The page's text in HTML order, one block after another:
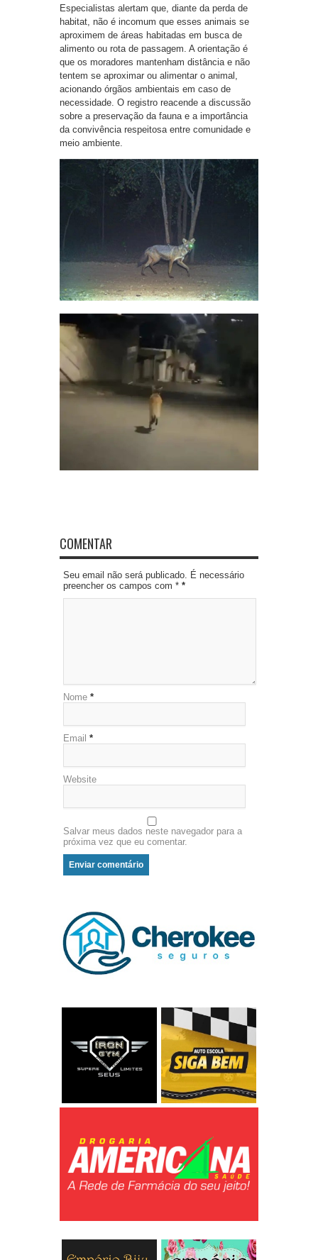
Especialistas alertam que, diante da perda de
habitat, não é incomum que esses animais se
aproximem de áreas habitadas em busca de
alimento ou rota de passagem. A orientação é
que os moradores mantenham distância e não
tentem se aproximar ou alimentar o animal,
acionando órgãos ambientais em caso de
necessidade. O registro reacende a discussão
sobre a preservação da fauna e a importância
da convivência respeitosa entre comunidade e
meio ambiente.
COMENTAR
Seu email não será publicado. É necessário
preencher os campos com * *
Nome *
Email *
Website
Salvar meus dados neste navegador para a
próxima vez que eu comentar.